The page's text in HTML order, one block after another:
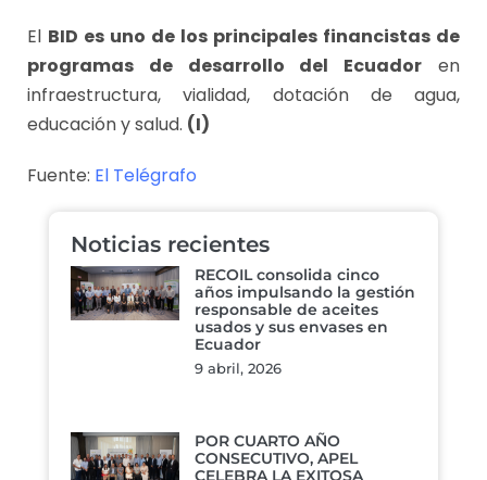
El BID es uno de los principales financistas de
programas de desarrollo del Ecuador en
infraestructura, vialidad, dotación de agua,
educación y salud. (I)
Fuente: El Telégrafo
Noticias recientes
RECOIL consolida cinco
años impulsando la gestión
responsable de aceites
usados y sus envases en
Ecuador
9 abril, 2026
POR CUARTO AÑO
CONSECUTIVO, APEL
CELEBRA LA EXITOSA